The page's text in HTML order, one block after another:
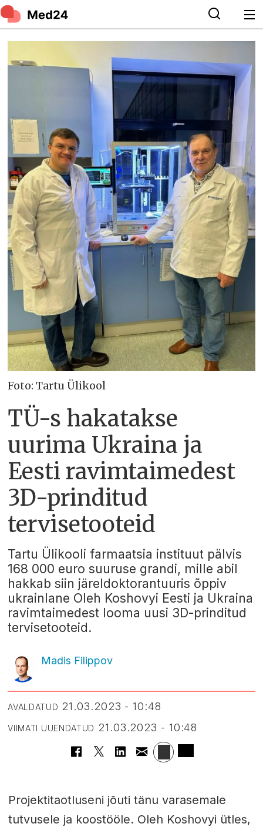
Foto: Tartu Ülikool
TÜ-s hakatakse
uurima Ukraina ja
Eesti ravimtaimedest
3D-prinditud
tervisetooteid
Tartu Ülikooli farmaatsia instituut pälvis
168 000 euro suuruse grandi, mille abil
hakkab siin järeldoktorantuuris õppiv
ukrainlane Oleh Koshovyi Eesti ja Ukraina
ravimtaimedest looma uusi 3D-prinditud
tervisetooteid.
Madis Filippov
AVALDATUD 21.03.2023 - 10:48
VIIMATI UUENDATUD 21.03.2023 - 10:48
Projektitaotluseni jõuti tänu varasemale
tutvusele ja koostööle. Oleh Koshovyi ütles,